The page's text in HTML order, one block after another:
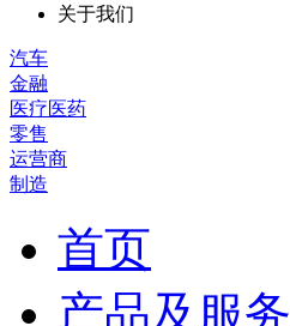
关于我们
汽车
金融
医疗医药
零售
运营商
制造
首页
产品及服务